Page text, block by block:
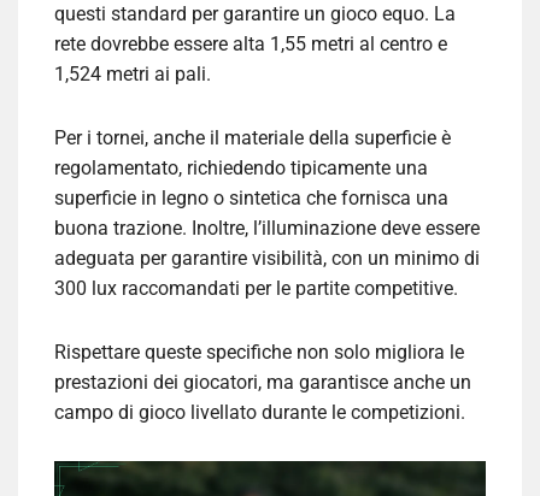
questi standard per garantire un gioco equo. La
rete dovrebbe essere alta 1,55 metri al centro e
1,524 metri ai pali.
Per i tornei, anche il materiale della superficie è
regolamentato, richiedendo tipicamente una
superficie in legno o sintetica che fornisca una
buona trazione. Inoltre, l’illuminazione deve essere
adeguata per garantire visibilità, con un minimo di
300 lux raccomandati per le partite competitive.
Rispettare queste specifiche non solo migliora le
prestazioni dei giocatori, ma garantisce anche un
campo di gioco livellato durante le competizioni.